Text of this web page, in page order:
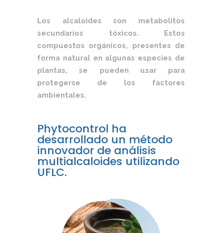
Los alcaloides son metabolitos
secundarios tóxicos. Estos
compuestos orgánicos, presentes de
forma natural en algunas especies de
plantas, se pueden usar para
protegerse de los factores
ambientales.
Phytocontrol ha
desarrollado un método
innovador de análisis
multialcaloides utilizando
UFLC.